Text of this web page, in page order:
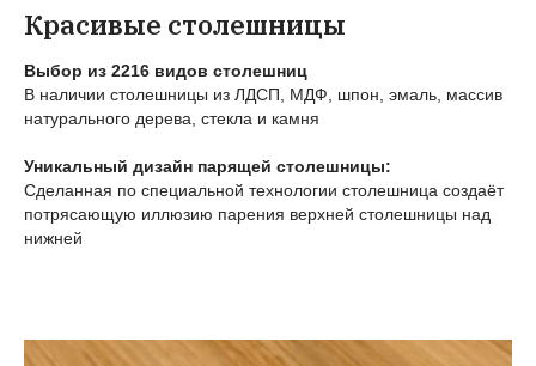
Красивые столешницы
Выбор из 2216 видов столешниц
В наличии столешницы из ЛДСП, МДФ, шпон, эмаль, массив
натурального дерева, стекла и камня
Уникальный дизайн парящей столешницы:
Сделанная по специальной технологии столешница создаёт
потрясающую иллюзию парения верхней столешницы над
нижней